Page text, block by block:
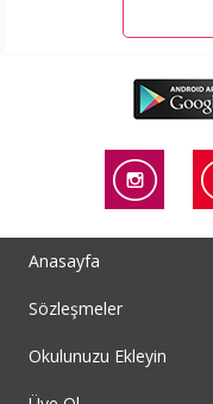
Anasayfa
Sözleşmeler
Okulunuzu Ekleyin